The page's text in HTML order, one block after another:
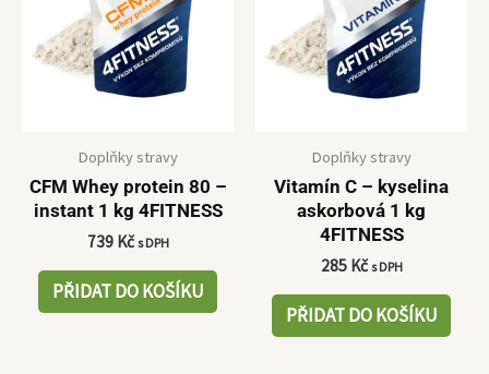
Doplňky stravy
CFM Whey protein 80 –
instant 1 kg 4FITNESS
739 Kč s DPH
PŘIDAT DO KOŠÍKU
Doplňky stravy
Vitamín C – kyselina
askorbová 1 kg
4FITNESS
285 Kč s DPH
PŘIDAT DO KOŠÍKU